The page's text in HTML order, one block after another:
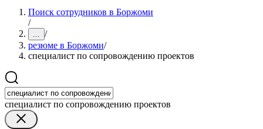
Поиск сотрудников в Боржоми
/
... /
резюме в Боржоми/
специалист по сопровождению проектов
специалист по сопровождению проектов